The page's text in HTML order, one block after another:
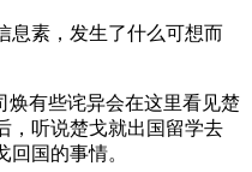
素，发生了什么可想而
有些诧异会在这里看见楚
，听说楚戈就出国留学去
国的事情。